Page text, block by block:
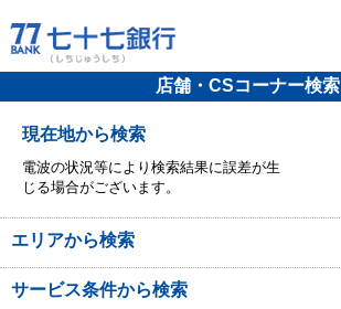
店舗・CSコーナー検索
現在地から検索
電波の状況等により検索結果に誤差が生
じる場合がございます。
エリアから検索
サービス条件から検索